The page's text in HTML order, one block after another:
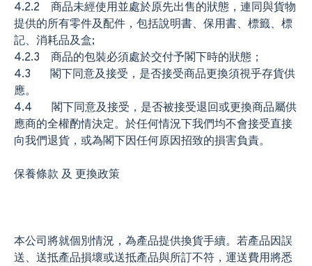
4.2.2 商品未經使用並處於原先出售的狀態，連同與貨物
提供的所有零件及配件，包括說明書、保用書、標籤、標
記、消耗品及盒;
4.2.3 商品的包裝必須處於交付予閣下時的狀態；
4.3 閣下同意及接受，是否接受商品更換須視乎存貨供
應。
4.4 閣下同意及接受，是否被接受退回或更換商品屬供
應商的全權酌情決定。於任何情況下我們均不會接受直接
向我們退貨，或為閣下因任何原因招致的損害負責。
保養條款 及 更換政策
本公司將就個別情況，為產品提供換貨手續。若產品因誤
送、送抵產品損壞或送抵產品與所訂不符，運送費用將悉